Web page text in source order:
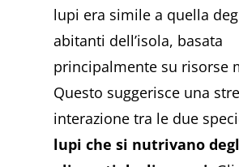
lupi era simile a quella
abitanti dell’isola, basata
principalmente su risorse
Questo suggerisce una
interazione tra le due
lupi che si nutrivano